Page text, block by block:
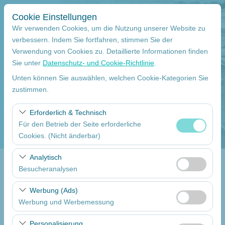
Cookie Einstellungen
Wir verwenden Cookies, um die Nutzung unserer Website zu
verbessern. Indem Sie fortfahren, stimmen Sie der
Verwendung von Cookies zu. Detaillierte Informationen finden
Sie unter Datenschutz- und Cookie-Richtlinie
Unten können Sie auswählen, welchen Cookie-Kategorien Sie
zustimmen.
Erforderlich & Technisch
Für den Betrieb der Seite erforderliche
Cookies. (Nicht änderbar)
Diese Cookies sind für das ordnungsgemäße
Funktionieren der Website, die Sicherheit, die
Sitzungsverwaltung und grundlegende Funktionen
erforderlich. Sie können nicht deaktiviert werden.
Analytisch
Besucheranalysen
Diese Cookies ermöglichen es uns, zu analysieren, wie
unsere Website genutzt wird (Besucherzahl,
meistbesuchte Seiten, Nutzerverhalten). Diese Daten
werden verwendet, um die Leistung der Website zu
Werbung (Ads)
Werbung und Werbemessung
Diese Cookies ermöglichen es uns, Ihnen auf Ihre
Abholstation
Mersin Çukurova Internationaler Flughafen Internationale Flüge
Eine andere Rückgabestation auswählen
Abholdatum
09:00
Return date